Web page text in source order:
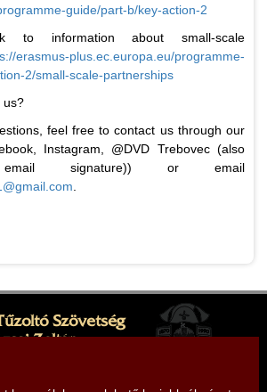
guide/part-b/key-action-2
information about small-scale
erasmus-plus.ec.europa.eu/programme-
2/small-scale-partnerships
us?
feel free to contact us through our
Instagram, @DVD Trebovec (also
signature)) or email
.
Szövetség
Zoltán
Sugár köz 1.